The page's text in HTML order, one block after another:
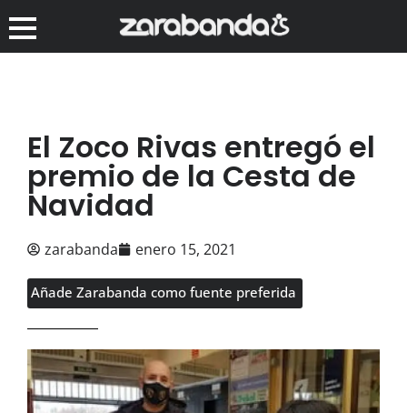
El Zoco Rivas entregó el
premio de la Cesta de
Navidad
zarabanda enero 15, 2021
Añade Zarabanda como fuente preferida